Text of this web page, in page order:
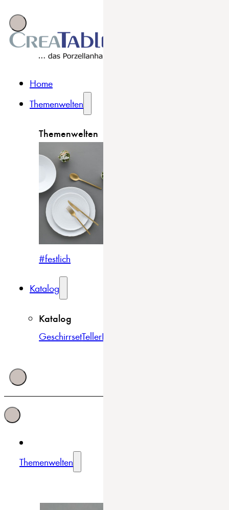
Home
Themenwelten
Themenwelten
#festlich
Katalog
Katalog
GeschirrsetTellerBowls & Schüsseln
Themenwelten